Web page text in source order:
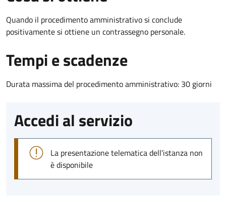
Quando il procedimento amministrativo si conclude
positivamente si ottiene un contrassegno personale.
Tempi e scadenze
Durata massima del procedimento amministrativo: 30 giorni
Accedi al servizio
La presentazione telematica dell'istanza non
è disponibile